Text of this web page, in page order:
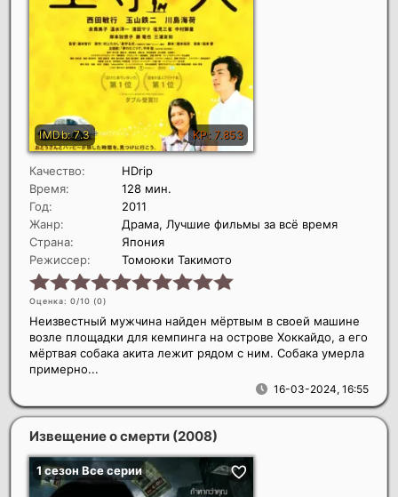
Качество:
HDrip
Время:
128 мин.
Год:
2011
Жанр:
Драма, Лучшие фильмы за всё время
Страна:
Япония
Режиссер:
Томоюки Такимото
Оценка: 0/10 (0)
16-03-2024, 16:55
Неизвестный мужчина найден мёртвым в своей машине
возле площадки для кемпинга на острове Хоккайдо, а его
мёртвая собака акита лежит рядом с ним. Собака умерла
примерно...
Извещение о смерти (2008)